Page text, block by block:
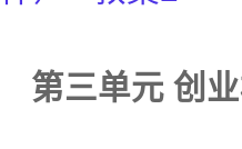
第三单元 创